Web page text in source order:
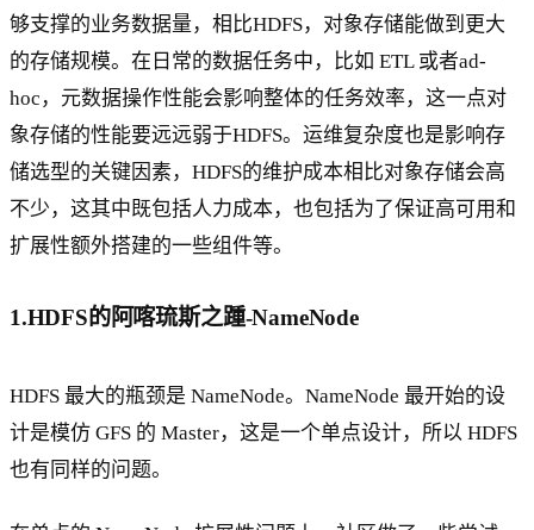
够支撑的业务数据量，相比HDFS，对象存储能做到更大
的存储规模。在日常的数据任务中，比如 ETL 或者ad-
hoc，元数据操作性能会影响整体的任务效率，这一点对
象存储的性能要远远弱于HDFS。运维复杂度也是影响存
储选型的关键因素，HDFS的维护成本相比对象存储会高
不少，这其中既包括人力成本，也包括为了保证高可用和
扩展性额外搭建的一些组件等。
1.HDFS的阿喀琉斯之踵-NameNode
HDFS 最大的瓶颈是 NameNode。NameNode 最开始的设
计是模仿 GFS 的 Master，这是一个单点设计，所以 HDFS
也有同样的问题。